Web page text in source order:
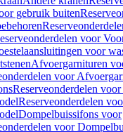
gebruik buiten
voor
voor
Afvoergarnituren
voor
Reserveonderdelen
Reserveonderdelen
Dompelbuissifons voor
voor